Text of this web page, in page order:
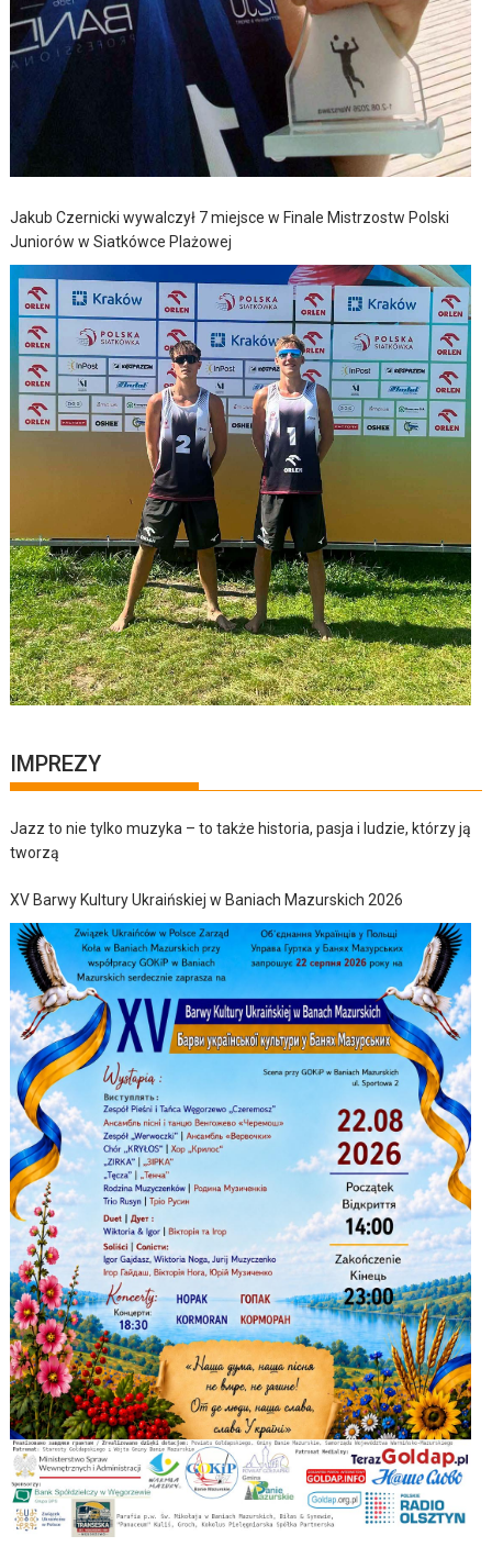
Jakub Czernicki wywalczył 7 miejsce w Finale Mistrzostw Polski
Juniorów w Siatkówce Plażowej
IMPREZY
Jazz to nie tylko muzyka – to także historia, pasja i ludzie, którzy ją
tworzą
XV Barwy Kultury Ukraińskiej w Baniach Mazurskich 2026